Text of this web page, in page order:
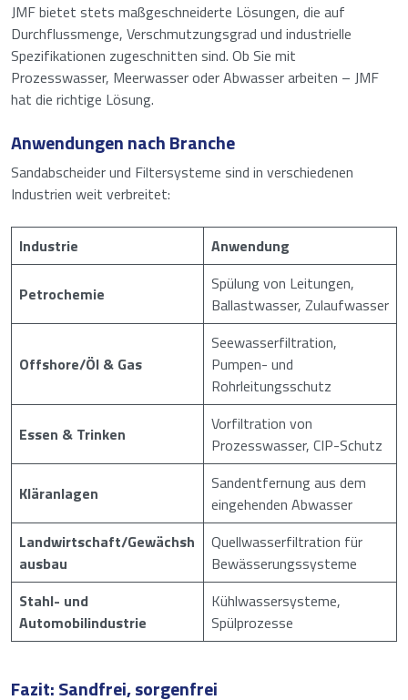
JMF bietet stets maßgeschneiderte Lösungen, die auf
Durchflussmenge, Verschmutzungsgrad und industrielle
Spezifikationen zugeschnitten sind. Ob Sie mit
Prozesswasser, Meerwasser oder Abwasser arbeiten – JMF
hat die richtige Lösung.
Anwendungen nach Branche
Sandabscheider und Filtersysteme sind in verschiedenen
Industrien weit verbreitet:
Industrie Anwendung
Petrochemie
Spülung von Leitungen,
Ballastwasser, Zulaufwasser
Offshore/Öl & Gas
Seewasserfiltration,
Pumpen- und
Rohrleitungsschutz
Essen & Trinken
Vorfiltration von
Prozesswasser, CIP-Schutz
Kläranlagen
Sandentfernung aus dem
eingehenden Abwasser
Landwirtschaft/Gewächsh
ausbau
Quellwasserfiltration für
Bewässerungssysteme
Stahl- und
Automobilindustrie
Kühlwassersysteme,
Spülprozesse
Fazit: Sandfrei, sorgenfrei